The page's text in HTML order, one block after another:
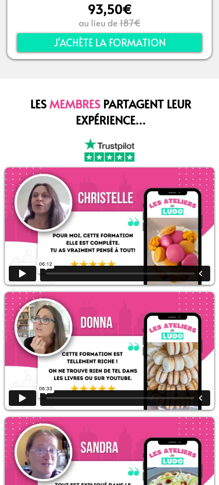
93,50€
au lieu de187€
J'ACHÈTE LA FORMATION
LESMEMBRES PARTAGENT LEUR
EXPÉRIENCE...